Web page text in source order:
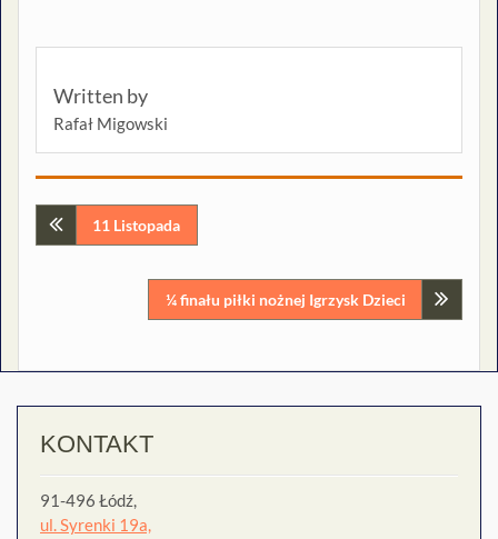
Written by
Rafał Migowski
Nawigacja
11 Listopada
¼ finału piłki nożnej Igrzysk Dzieci
KONTAKT
91-496 Łódź,
ul. Syrenki 19a,